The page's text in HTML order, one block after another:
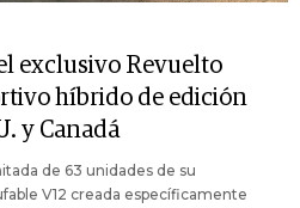
exclusivo Revuelto
híbrido de edición
y Canadá
de 63 unidades de su
V12 creada específicamente